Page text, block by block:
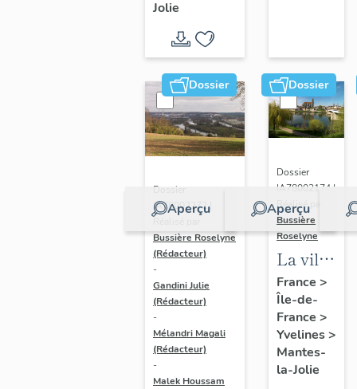
Jolie
Dossier
Aperçu
Dossier
IA78002272 |
Bussière Roselyne
(Rédacteur)
-
Gandini Julie
(Rédacteur)
-
Mélandri Magali
(Rédacteur)
-
Malek Houssam
Dossier
Aperçu
Dossier
IA78002174 |
Réalisé par
Bussière
Roselyne
La ville
de
Mantes-
la-Jolie
France >
Île-de-
France >
Yvelines>
Mantes-
la-Jolie